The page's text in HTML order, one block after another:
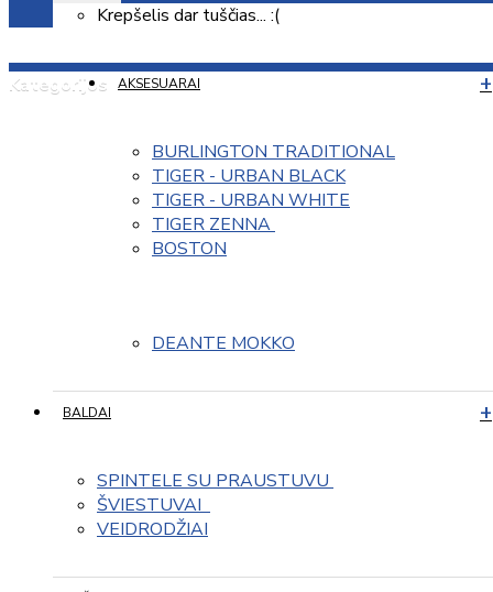
Krepšelis dar tuščias... :(
Kategorijos AKSESUARAI
BURLINGTON TRADITIONAL
TIGER - URBAN BLACK
TIGER - URBAN WHITE
TIGER ZENNA
BOSTON
DEANTE MOKKO
BALDAI
SPINTELE SU PRAUSTUVU
ŠVIESTUVAI
VEIDRODŽIAI